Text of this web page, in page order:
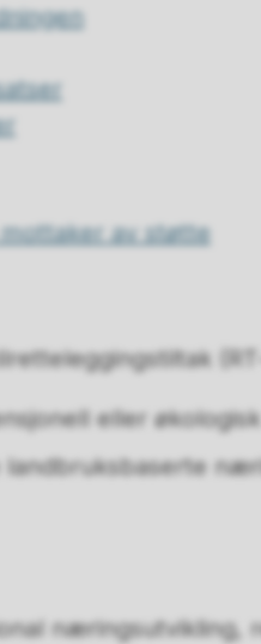
av støtte
eller
landbruksbaserte
næringsutvikling,